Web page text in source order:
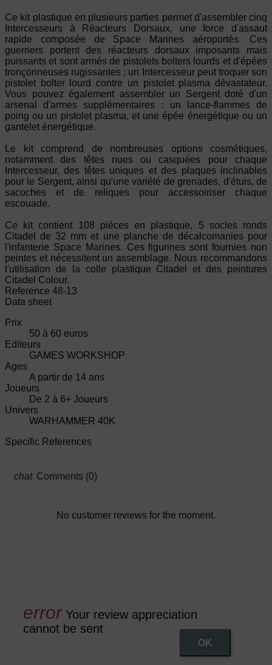
Ce kit plastique en plusieurs parties permet d'assembler cinq
Intercesseurs à Réacteurs Dorsaux, une force d'assaut
rapide composée de Space Marines aéroportés. Ces
guerriers portent des réacteurs dorsaux imposants mais
puissants et sont armés de pistolets bolters lourds et d'épées
tronçonneuses rugissantes ; un Intercesseur peut troquer son
pistolet bolter lourd contre un pistolet plasma dévastateur.
Vous pouvez également assembler un Sergent doté d'un
arsenal d'armes supplémentaires : un lance-flammes de
poing ou un pistolet plasma, et une épée énergétique ou un
gantelet énergétique.
Le kit comprend de nombreuses options cosmétiques,
notamment des têtes nues ou casquées pour chaque
Intercesseur, des têtes uniques et des plaques inclinables
pour le Sergent, ainsi qu'une variété de grenades, d'étuis, de
sacoches et de reliques pour accessoiriser chaque
escouade.
Ce kit contient 108 pièces en plastique, 5 socles ronds
Citadel de 32 mm et une planche de décalcomanies pour
l'infanterie Space Marines. Ces figurines sont fournies non
peintes et nécessitent un assemblage. Nous recommandons
l'utilisation de la colle plastique Citadel et des peintures
Citadel Colour.
Reference 48-13
Data sheet
Prix
50 à 60 euros
Editeurs
GAMES WORKSHOP
Ages
A partir de 14 ans
Joueurs
De 2 à 6+ Joueurs
Univers
WARHAMMER 40K
Specific References
Comments (0)
No customer reviews for the moment.
Your review appreciation
cannot be sent
OK